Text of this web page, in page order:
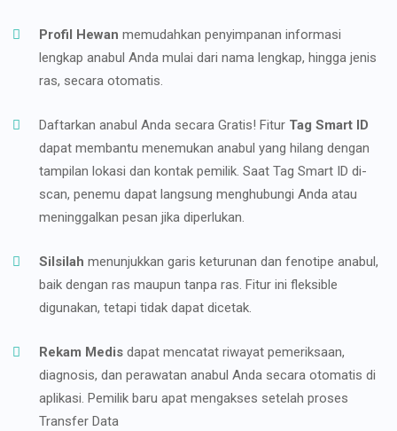
Profil Hewan memudahkan penyimpanan informasi
lengkap anabul Anda mulai dari nama lengkap, hingga jenis
ras, secara otomatis.
Daftarkan anabul Anda secara Gratis! Fitur Tag Smart ID
dapat membantu menemukan anabul yang hilang dengan
tampilan lokasi dan kontak pemilik. Saat Tag Smart ID di-
scan, penemu dapat langsung menghubungi Anda atau
meninggalkan pesan jika diperlukan.
Silsilah menunjukkan garis keturunan dan fenotipe anabul,
baik dengan ras maupun tanpa ras. Fitur ini fleksible
digunakan, tetapi tidak dapat dicetak.
Rekam Medis dapat mencatat riwayat pemeriksaan,
diagnosis, dan perawatan anabul Anda secara otomatis di
aplikasi. Pemilik baru apat mengakses setelah proses
Transfer Data